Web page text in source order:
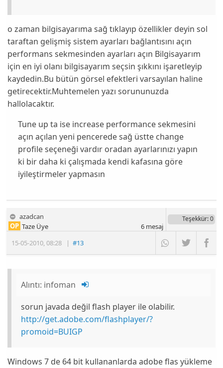
o zaman bilgisayarıma sağ tıklayıp özellikler deyin sol
taraftan gelişmiş sistem ayarları bağlantısını açın
performans sekmesinden ayarları açın Bilgisayarım
için en iyi olanı bilgisayarım seçsin şıkkını işaretleyip
kaydedin.Bu bütün görsel efektleri varsayılan haline
getirecektir.Muhtemelen yazı sorununuzda
hallolacaktır.
Tune up ta ise increase performance sekmesini
açın açılan yeni pencerede sağ üstte change
profile seçeneği vardır oradan ayarlarınızı yapın
ki bir daha ki çalışmada kendi kafasına göre
iyileştirmeler yapmasın
azadcan
15-05-2010,08:28 |#13
OP Taze Üye
Teşekkür: 0
6mesaj
Alıntı: infoman
sorun javada değil flash player ile olabilir.
http://get.adobe.com/flashplayer/?
promoid=BUIGP
Windows 7 de 64 bit kullananlarda adobe flas yükleme